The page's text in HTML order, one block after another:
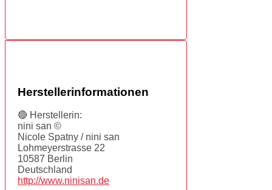
Herstellerinformationen
🔴 Herstellerin:
nini san ©
Nicole Spatny / nini san
Lohmeyerstrasse 22
10587 Berlin
Deutschland
http://www.ninisan.de